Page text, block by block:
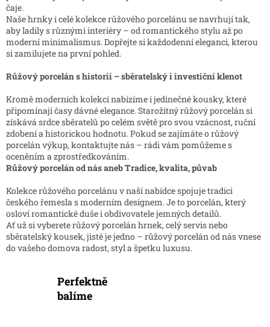
čaje.
Naše hrnky i celé kolekce růžového porcelánu se navrhují tak,
aby ladily s různými interiéry – od romantického stylu až po
moderní minimalismus. Dopřejte si každodenní eleganci, kterou
si zamilujete na první pohled.
Růžový porcelán s historií – sběratelský i investiční klenot
Kromě moderních kolekcí nabízíme i jedinečné kousky, které
připomínají časy dávné elegance. Starožitný růžový porcelán si
získává srdce sběratelů po celém světě pro svou vzácnost, ruční
zdobení a historickou hodnotu. Pokud se zajímáte o růžový
porcelán výkup, kontaktujte nás – rádi vám pomůžeme s
oceněním a zprostředkováním.
Růžový porcelán od nás aneb Tradice, kvalita, půvab
Kolekce růžového porcelánu v naší nabídce spojuje tradici
českého řemesla s moderním designem. Je to porcelán, který
osloví romantické duše i obdivovatele jemných detailů.
Ať už si vyberete růžový porcelán hrnek, celý servis nebo
sběratelský kousek, jisté je jedno – růžový porcelán od nás vnese
do vašeho domova radost, styl a špetku luxusu.
Perfektně
balíme